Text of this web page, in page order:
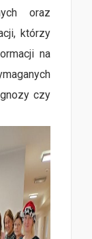
oraz
którzy
na
czy